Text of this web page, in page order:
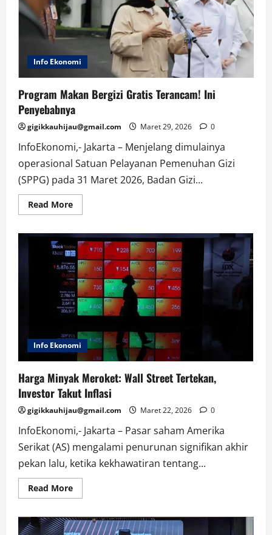
Info Ekonomi
Program Makan Bergizi Gratis Terancam! Ini
Penyebabnya
gigikkauhijau@gmail.com Maret 29, 2026 0
InfoEkonomi,- Jakarta – Menjelang dimulainya
operasional Satuan Pelayanan Pemenuhan Gizi
(SPPG) pada 31 Maret 2026, Badan Gizi...
Read MoreRead
more
Makan
Bergizi
Gratis
Terancam!
Ini
Penyebabnya
Info Ekonomi
Harga Minyak Meroket: Wall Street Tertekan,
Investor Takut Inflasi
gigikkauhijau@gmail.com Maret 22, 2026 0
InfoEkonomi,- Jakarta – Pasar saham Amerika
Serikat (AS) mengalami penurunan signifikan akhir
pekan lalu, ketika kekhawatiran tentang...
Read MoreRead
more
Minyak
Meroket: